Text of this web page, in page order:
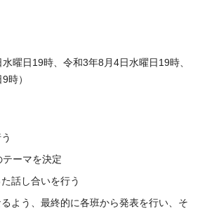
曜日19時、令和3年8月4日水曜日19時、
時）
ーマを決定
話し合いを行う
よう、最終的に各班から発表を行い、そ